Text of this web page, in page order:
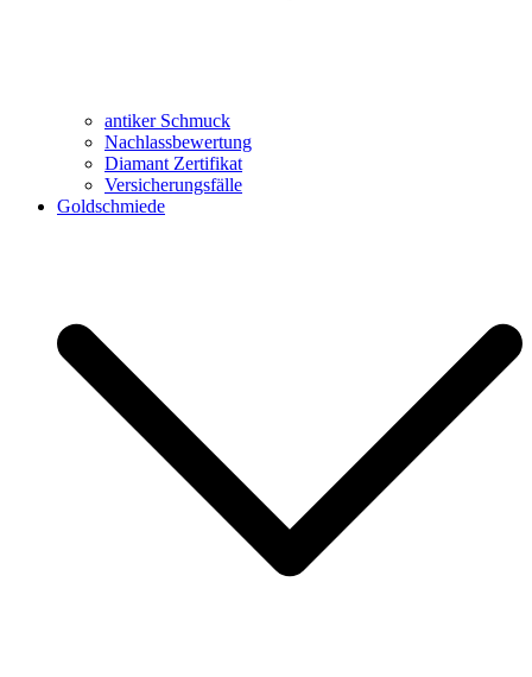
antiker Schmuck
Nachlassbewertung
Diamant Zertifikat
Versicherungsfälle
Goldschmiede